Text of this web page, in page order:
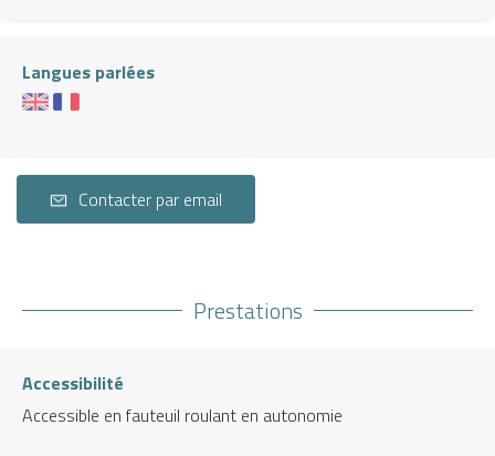
Langues parlées
Contacter par email
Prestations
Accessibilité
Accessible en fauteuil roulant en autonomie